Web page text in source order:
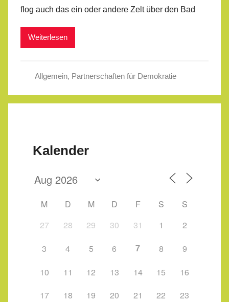
flog auch das ein oder andere Zelt über den Bad
Weiterlesen
Allgemein, Partnerschaften für Demokratie
Kalender
M D M D F S
S
27
28 29 30 31 1
2
3
4 5 6 7 8
9
10
11 12 13 14 15
16
17
18 19 20 21 22
23